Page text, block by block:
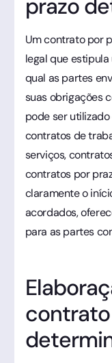
prazo
Um contrato por
legal que
qual as partes
suas obrigações
pode ser
contratos de
serviços,
contratos por
claramente o
acordados,
para as partes